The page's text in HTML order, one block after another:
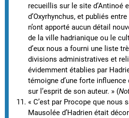
recueillis sur le site d’Antinoé
d’Oxyrhynchus, et publiés
n’ont apporté aucun détail
de la ville hadrianique ou le
d’eux nous a fourni une liste
divisions administratives et
évidemment établies par
témoigne d’une forte
sur l’esprit de son auteur. » (
« C’est par Procope que nous
Mausolée d’Hadrien était